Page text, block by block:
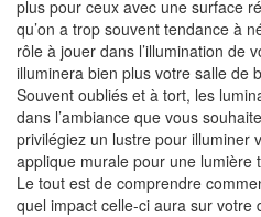
plus pour ceux avec une surface
qu’on a trop souvent tendance à
rôle à jouer dans l’illumination de
illuminera bien plus votre salle de
Souvent oubliés et à tort, les
dans l’ambiance que vous
privilégiez un lustre pour illuminer
applique murale pour une lumière
Le tout est de comprendre
quel impact celle-ci aura sur votre